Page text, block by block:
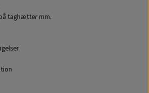
taghætter mm.